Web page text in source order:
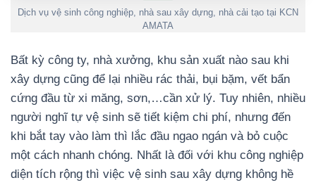
Dịch vụ vệ sinh công nghiệp, nhà sau xây dựng, nhà cải tạo tại KCN
AMATA
Bất kỳ công ty, nhà xưởng, khu sản xuất nào sau khi
xây dựng cũng để lại nhiều rác thải, bụi bặm, vết bẩn
cứng đầu từ xi măng, sơn,…cần xử lý. Tuy nhiên, nhiều
người nghĩ tự vệ sinh sẽ tiết kiệm chi phí, nhưng đến
khi bắt tay vào làm thì lắc đầu ngao ngán và bỏ cuộc
một cách nhanh chóng. Nhất là đối với khu công nghiệp
diện tích rộng thì việc vệ sinh sau xây dựng không hề